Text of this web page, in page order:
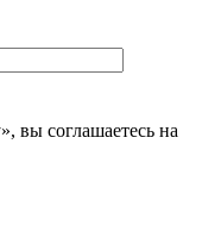
вы соглашаетесь на